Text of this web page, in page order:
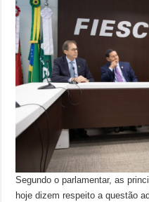
Segundo o parlamentar, as
hoje dizem respeito a questão